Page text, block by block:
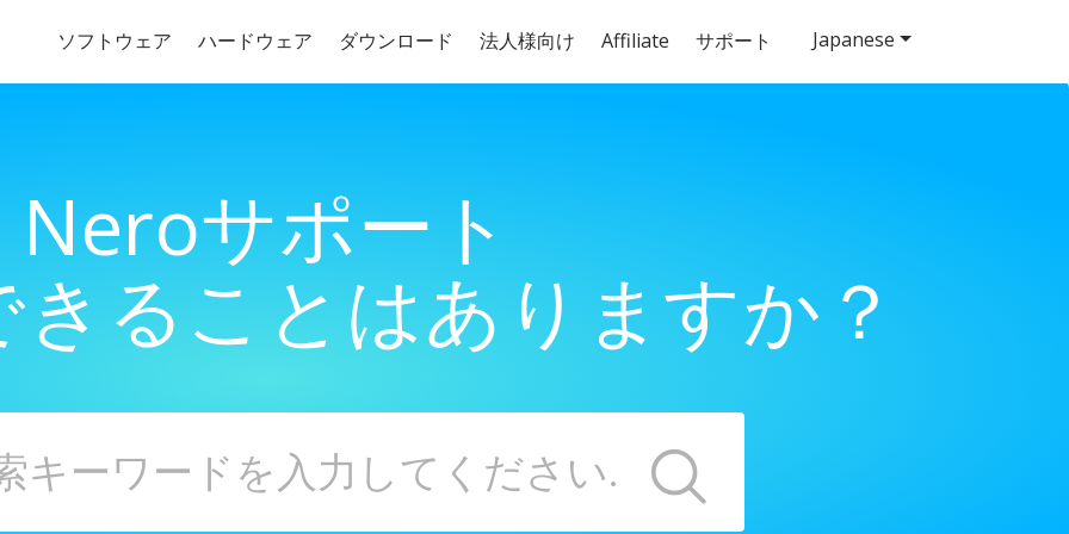
ソフトウェア ハードウェア ダウンロード 法人様向け Affiliate サポート
Neroサポート
ることはありますか？
Japanese